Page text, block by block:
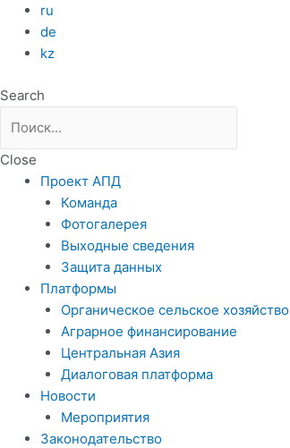
Перейти
содержимому
ru
de
kz
Search
Close
Проект АПД
Команда
Фотогалерея
Выходные сведения
Защита данных
Платформы
Органическое сельское хозяйство
Аграрное финансирование
Центральная Азия
Диалоговая платформа
Новости
Мероприятия
Законодательство